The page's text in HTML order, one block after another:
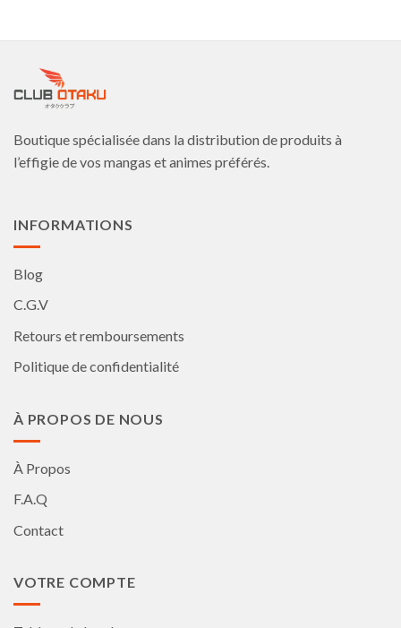
Les
être
sur
la
Les
sur
Boutique spécialisée dans la distribution de produits à
l’effigie de vos mangas et animes préférés.
INFORMATIONS
Blog
C.G.V
Retours et remboursements
Politique de confidentialité
À PROPOS DE NOUS
À Propos
F.A.Q
Contact
VOTRE COMPTE